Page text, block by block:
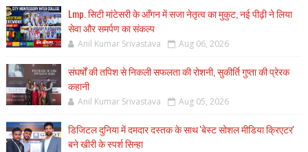
Lmp. सिटी मांटेसरी के आँगन में सजा नेतृत्व का मुकुट, नई पीढ़ी ने लिया
सेवा और समर्पण का संकल्प
Anil Kumar Srivastava Aug 06, 2026
संघर्षों की तपिश से निकली सफलता की रोशनी, सुकीर्ति गुप्ता की प्रेरक
कहानी
Anil Kumar Srivastava Aug 05, 2026
डिजिटल दुनिया में दमदार दस्तक के साथ 'बेस्ट सोशल मीडिया क्रिएटर'
बने खीरी के स्पर्श सिन्हा